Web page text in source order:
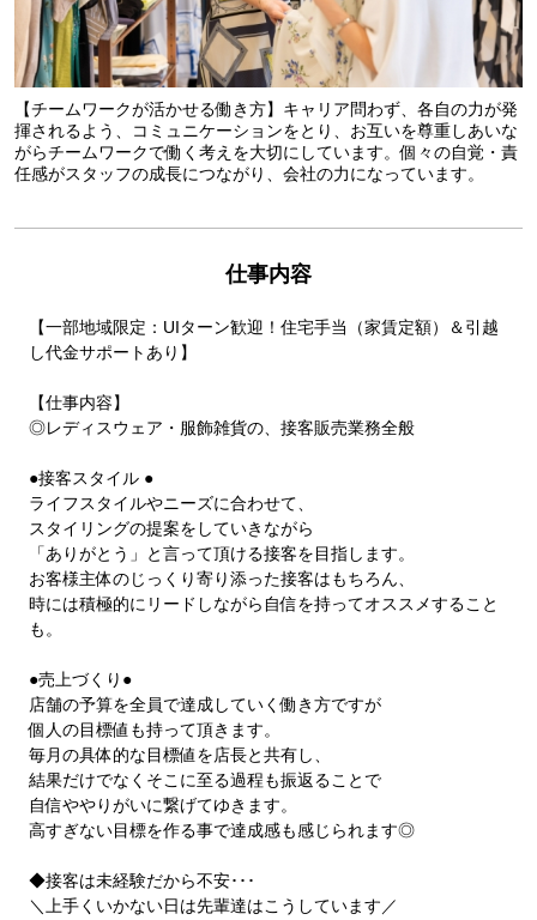
【チームワークが活かせる働き方】キャリア問わず、各自の力が発
揮されるよう、コミュニケーションをとり、お互いを尊重しあいな
がらチームワークで働く考えを大切にしています。個々の自覚・責
任感がスタッフの成長につながり、会社の力になっています。
仕事内容
【一部地域限定：UIターン歓迎！住宅手当（家賃定額）＆引越
し代金サポートあり】
【仕事内容】
◎レディスウェア・服飾雑貨の、接客販売業務全般
●接客スタイル ●
ライフスタイルやニーズに合わせて、
スタイリングの提案をしていきながら
「ありがとう」と言って頂ける接客を目指します。
お客様主体のじっくり寄り添った接客はもちろん、
時には積極的にリードしながら自信を持ってオススメすること
も。
●売上づくり●
店舗の予算を全員で達成していく働き方ですが
個人の目標値も持って頂きます。
毎月の具体的な目標値を店長と共有し、
結果だけでなくそこに至る過程も振返ることで
自信ややりがいに繋げてゆきます。
高すぎない目標を作る事で達成感も感じられます◎
◆接客は未経験だから不安･･･
＼上手くいかない日は先輩達はこうしています／